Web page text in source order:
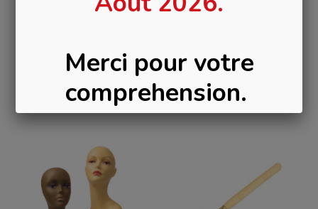
panier
Voir l'article
Merci pour votre
comprehension.